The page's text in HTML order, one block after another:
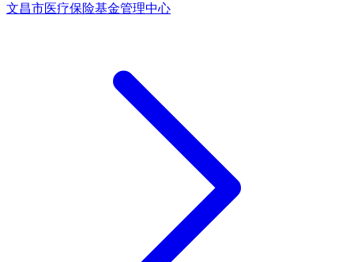
文昌市医疗保险基金管理中心